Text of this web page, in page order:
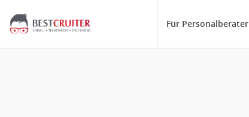
Für Personalberater